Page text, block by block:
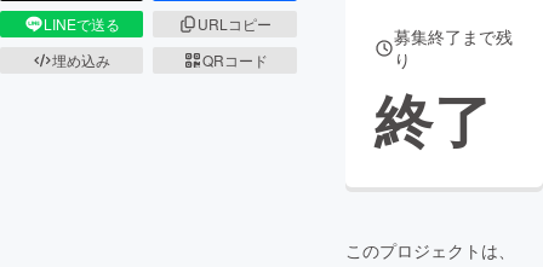
LINEで送る
URLコピー
埋め込み
QRコード
募集終了まで残
り
終了
このプロジェクトは、